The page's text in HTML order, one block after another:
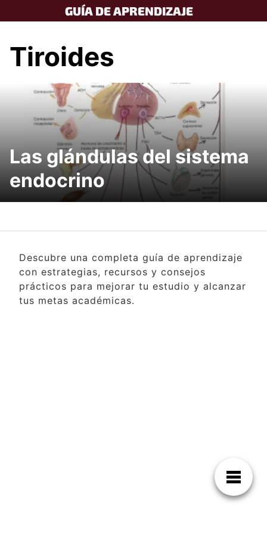
to
GUÍA DE APRENDIZAJE
Tiroides
Las glándulas del sistema
endocrino
Descubre una completa guía de aprendizaje
con estrategias, recursos y consejos
prácticos para mejorar tu estudio y alcanzar
tus metas académicas.